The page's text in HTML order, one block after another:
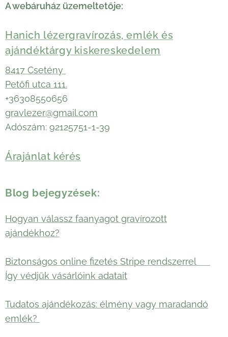
A webáruház üzemeltetője:
Hanich lézergravírozás, emlék és
ajándéktárgy kiskereskedelem
8417 Csetény
Petőfi utca 111.
+36308550656
gravlezer@gmail.com
Adószám: 92125751-1-39
Árajánlat kérés
Blog bejegyzések:
Hogyan válassz faanyagot gravírozott
ajándékhoz?
Biztonságos online fizetés Stripe rendszerrel 🛡️
Így védjük vásárlóink adatait
Tudatos ajándékozás: élmény vagy maradandó
emlék?